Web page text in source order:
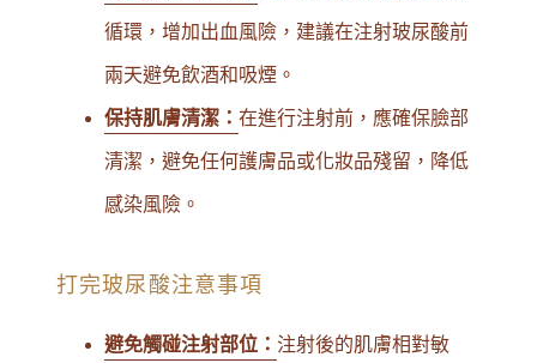
循環，增加出血風險，建議在注射玻尿酸前
兩天避免飲酒和吸煙。
保持肌膚清潔： 在進行注射前，應確保臉部
清潔，避免任何護膚品或化妝品殘留，降低
感染風險。
打完玻尿酸注意事項
避免觸碰注射部位： 注射後的肌膚相對敏